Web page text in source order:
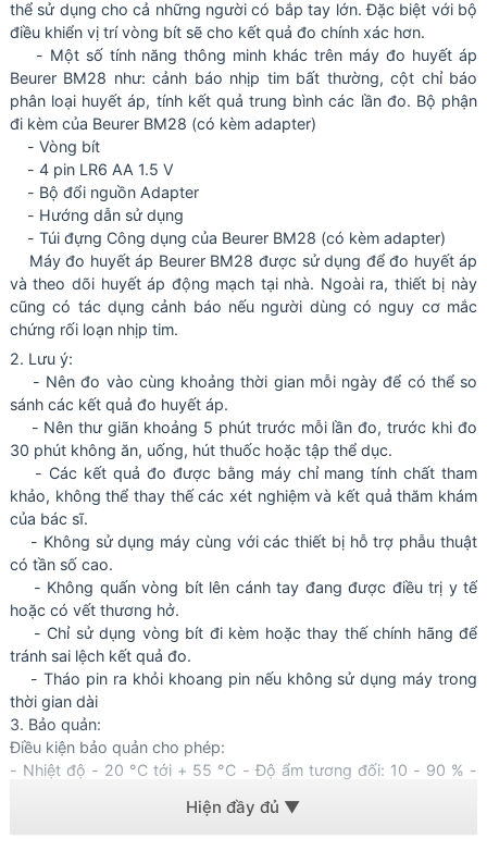
thể sử dụng cho cả những người có bắp tay lớn. Đặc biệt với bộ
điều khiển vị trí vòng bít sẽ cho kết quả đo chính xác hơn.
- Một số tính năng thông minh khác trên máy đo huyết áp
Beurer BM28 như: cảnh báo nhịp tim bất thường, cột chỉ báo
phân loại huyết áp, tính kết quả trung bình các lần đo. Bộ phận
đi kèm của Beurer BM28 (có kèm adapter)
- Vòng bít
- 4 pin LR6 AA 1.5 V
- Bộ đổi nguồn Adapter
- Hướng dẫn sử dụng
- Túi đựng Công dụng của Beurer BM28 (có kèm adapter)
Máy đo huyết áp Beurer BM28 được sử dụng để đo huyết áp
và theo dõi huyết áp động mạch tại nhà. Ngoài ra, thiết bị này
cũng có tác dụng cảnh báo nếu người dùng có nguy cơ mắc
chứng rối loạn nhịp tim.
2. Lưu ý:
- Nên đo vào cùng khoảng thời gian mỗi ngày để có thể so
sánh các kết quả đo huyết áp.
- Nên thư giãn khoảng 5 phút trước mỗi lần đo, trước khi đo
30 phút không ăn, uống, hút thuốc hoặc tập thể dục.
- Các kết quả đo được bằng máy chỉ mang tính chất tham
khảo, không thể thay thế các xét nghiệm và kết quả thăm khám
của bác sĩ.
- Không sử dụng máy cùng với các thiết bị hỗ trợ phẫu thuật
có tần số cao.
- Không quấn vòng bít lên cánh tay đang được điều trị y tế
hoặc có vết thương hở.
- Chỉ sử dụng vòng bít đi kèm hoặc thay thế chính hãng để
tránh sai lệch kết quả đo.
- Tháo pin ra khỏi khoang pin nếu không sử dụng máy trong
thời gian dài
3. Bảo quản:
Điều kiện bảo quản cho phép:
- Nhiệt độ - 20 °C tới + 55 °C - Độ ẩm tương đối: 10 - 90 % -
mạnh, độ ẩm, nhiệt độ cao và ánh sáng mặt trời trực tiếp.